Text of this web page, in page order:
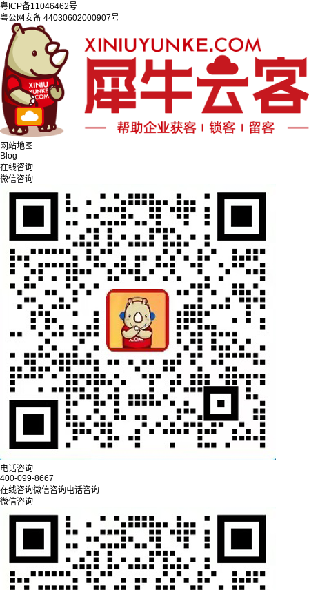
粤ICP备11046462号
粤公网安备 44030602000907号
网站地图
Blog
在线咨询
微信咨询
电话咨询
400-099-8667
在线咨询微信咨询电话咨询
微信咨询